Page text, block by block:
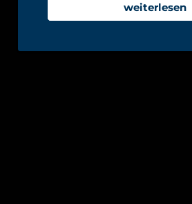
weiterlesen